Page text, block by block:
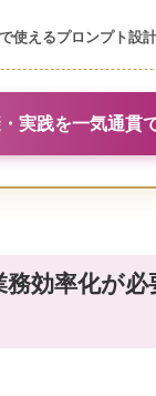
で使えるプロンプト設
実践を一気通貫
務効率化が